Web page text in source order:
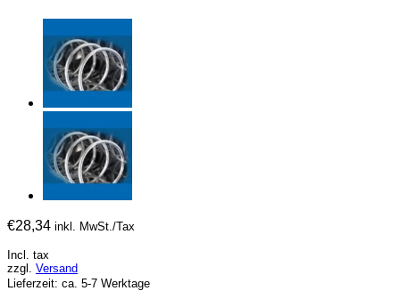
€28,34 inkl. MwSt./Tax
Incl. tax
zzgl. Versand
Lieferzeit: ca. 5-7 Werktage